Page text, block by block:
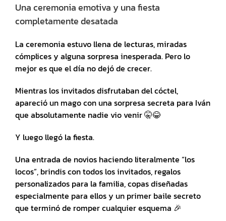
Una ceremonia emotiva y una fiesta
completamente desatada
La ceremonia estuvo llena de lecturas, miradas
cómplices y alguna sorpresa inesperada. Pero lo
mejor es que el día no dejó de crecer.
Mientras los invitados disfrutaban del cóctel,
apareció un mago con una sorpresa secreta para Iván
que absolutamente nadie vio venir 🤫😂
Y luego llegó la fiesta.
Una entrada de novios haciendo literalmente “los
locos”, brindis con todos los invitados, regalos
personalizados para la familia, copas diseñadas
especialmente para ellos y un primer baile secreto
que terminó de romper cualquier esquema 🎉